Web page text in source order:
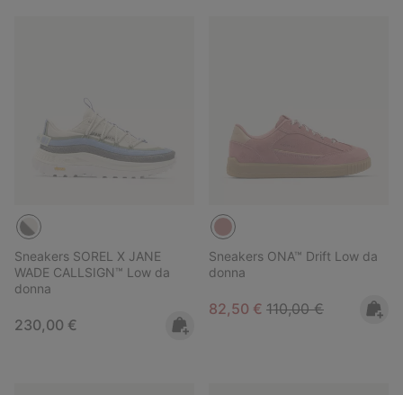
Sneakers SOREL X JANE
WADE CALLSIGN™ Low da
donna
Regular price:
230,00 €
Sneakers ONA™ Drift Low da
donna
Sale price:
82,50 € Regular price:
110,00 €